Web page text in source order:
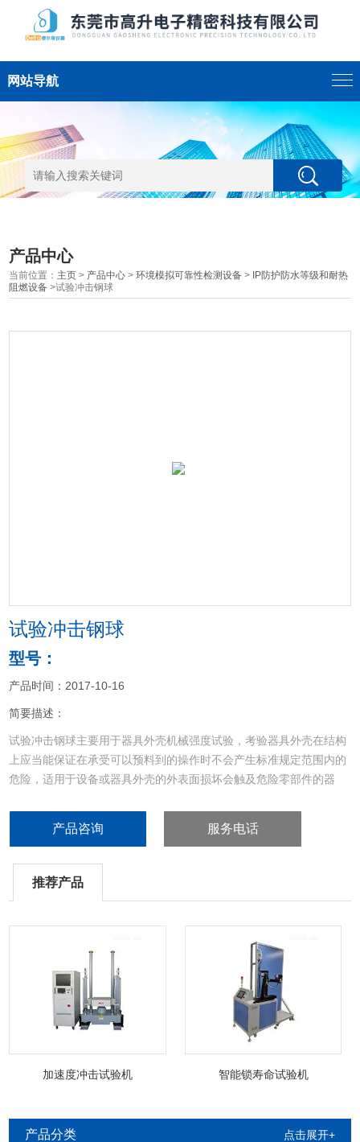
网站导航
产品中心
当前位置： 主页 > 产品中心 >环境模拟可靠性检测设备 > IP防护防水等级和耐热
阻燃设备 >试验冲击钢球
试验冲击钢球
型号：
产品时间：2017-10-16
简要描述：
试验冲击钢球主要用于器具外壳机械强度试验，考验器具外壳在结构
上应当能保证在承受可以预料到的操作时不会产生标准规定范围内的
危险，适用于设备或器具外壳的外表面损坏会触及危险零部件的器
产品咨询 服务电话
推荐产品
加速度冲击试验机 智能锁寿命试验机
产品分类 点击展开+